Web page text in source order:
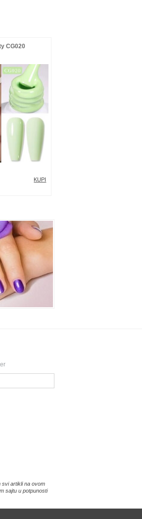
CG020
KUPI
svi artikli na ovom
sajtu u potpunosti